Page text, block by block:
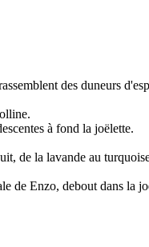
des duneurs
à fond la joëlette.
de la lavande au
de Enzo, debout dans la